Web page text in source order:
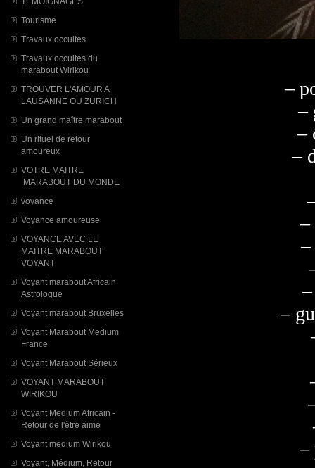
Tourisme
Travaux occultes
Travaux occultes du
marabout Wirikou
TROUVER L'AMOUR A
LAUSANNE OU ZURICH
Un grand maître marabout
Un rituel de retour
amoureux
VOTRE MAITRE
MARABOUT DU MONDE
voyance
Voyance amoureuse
VOYANCE AVEC LE
MAITRE MARABOUT
VOYANT
Voyant marabout Africain
Astrologue
Voyant marabout Bruxelles
Voyant Marabout Medium
France
Voyant Marabout Sérieux
VOYANT MARABOUT
WIRIKOU
Voyant Medium Africain -
Retour de l'être aime
Voyant medium Wirikou
Voyant, Médium, Retour
–
–
–
–
–
–
–
–